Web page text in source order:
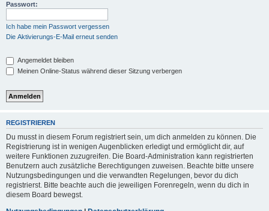
Passwort:
Ich habe mein Passwort vergessen
Die Aktivierungs-E-Mail erneut senden
Angemeldet bleiben
Meinen Online-Status während dieser Sitzung verbergen
REGISTRIEREN
Du musst in diesem Forum registriert sein, um dich anmelden zu können. Die
Registrierung ist in wenigen Augenblicken erledigt und ermöglicht dir, auf
weitere Funktionen zuzugreifen. Die Board-Administration kann registrierten
Benutzern auch zusätzliche Berechtigungen zuweisen. Beachte bitte unsere
Nutzungsbedingungen und die verwandten Regelungen, bevor du dich
registrierst. Bitte beachte auch die jeweiligen Forenregeln, wenn du dich in
diesem Board bewegst.